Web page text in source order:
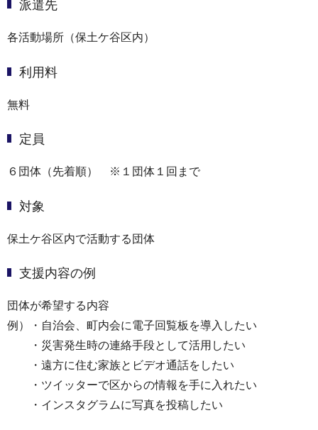
派遣先
各活動場所（保土ケ谷区内）
利用料
無料
定員
６団体（先着順） ※１団体１回まで
対象
保土ケ谷区内で活動する団体
支援内容の例
団体が希望する内容
例）・自治会、町内会に電子回覧板を導入したい
・災害発生時の連絡手段として活用したい
・遠方に住む家族とビデオ通話をしたい
・ツイッターで区からの情報を手に入れたい
・インスタグラムに写真を投稿したい